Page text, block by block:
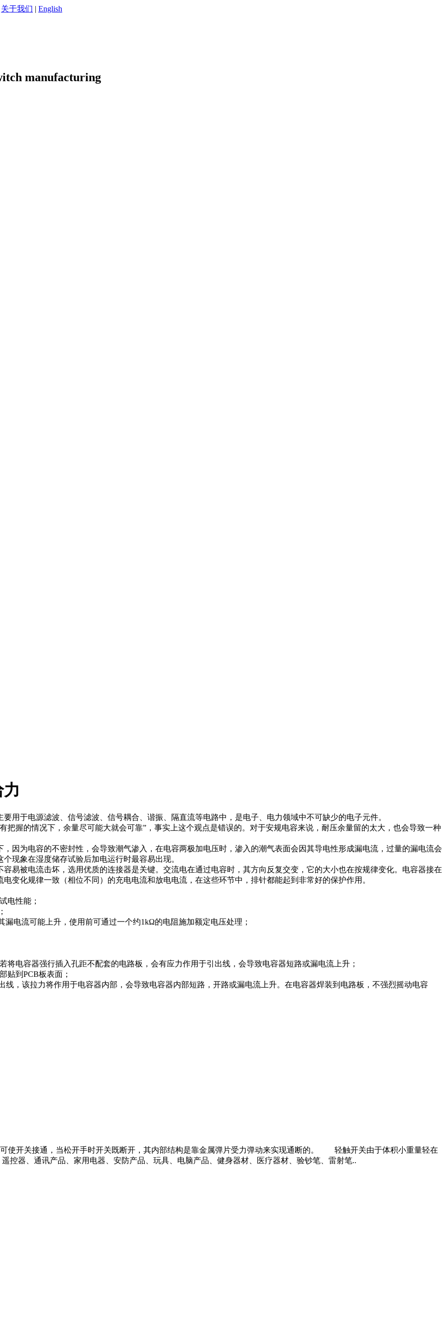
关于我们 | English
manufacturing
于电源滤波、信号滤波、信号耦合、谐振、隔直流等电路中，是电子、电力领域中不可缺少的电子元件。
握的情况下，余量尽可能大就会可靠”，事实上这个观点是错误的。对于安规电容来说，耐压余量留的太大，也会导致一种
为电容的不密封性，会导致潮气渗入，在电容两极加电压时，渗入的潮气表面会因其导电性形成漏电流，过量的漏电流会
现象在湿度储存试验后加电运行时最容易出现。
被电流击坏，选用优质的连接器是关键。交流电在通过电容时，其方向反复交变，它的大小也在按规律变化。电容器接在
变化规律一致（相位不同）的充电电流和放电电流，在这些环节中，排针都能起到非常好的保护作用。
电性能；
流可能上升，使用前可通过一个约1kΩ的电阻施加额定电压处理；
电容器强行插入孔距不配套的电路板，会有应力作用于引出线，会导致电容器短路或漏电流上升；
到PCB板表面；
该拉力将作用于电容器内部，会导致电容器内部短路，开路或漏电流上升。在电容器焊装到电路板，不强烈摇动电容
开关接通，当松开手时开关既断开，其内部结构是靠金属弹片受力弹动来实现通断的。 轻触开关由于体积小重量轻在
控器、通讯产品、家用电器、安防产品、玩具、电脑产品、健身器材、医疗器材、验钞笔、雷射笔..